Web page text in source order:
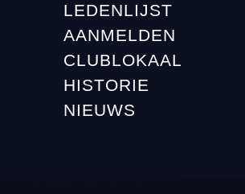
LEDENLIJST
AANMELDEN
CLUBLOKAAL
HISTORIE
NIEUWS